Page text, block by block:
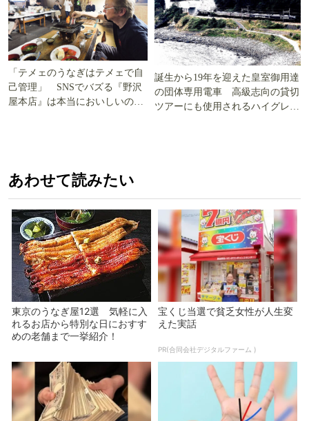
「テメェのうなぎはテメェで自
己管理」 SNSでバズる『野沢
屋本店』は本当においしいの
誕生から19年を迎えた皇室御用達
の団体専用電車 高級志向の貸切
ツアーにも使用されるハイグレー
あわせて読みたい
東京のうなぎ屋12選 気軽に入
れるお店から特別な日におすす
めの老舗まで一挙紹介！
宝くじ当選で貧乏女性が人生変
えた実話
PR(合同会社デジタルファーム )